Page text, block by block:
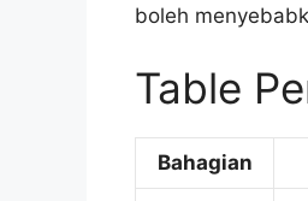
boleh
Table
Bahagian